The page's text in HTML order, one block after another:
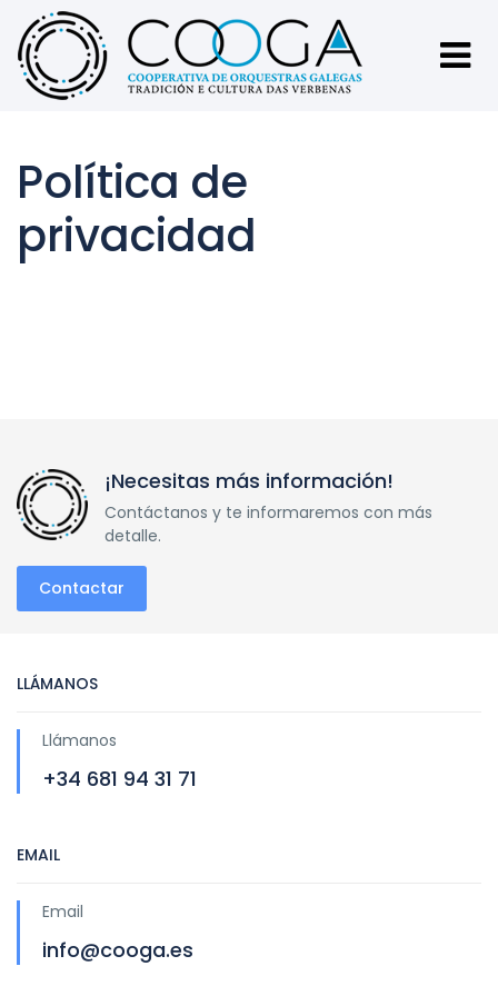
Política de
privacidad
¡Necesitas más información!
Contáctanos y te informaremos con más
detalle.
Contactar
LLÁMANOS
Llámanos
+34 681 94 31 71
EMAIL
Email
info@cooga.es